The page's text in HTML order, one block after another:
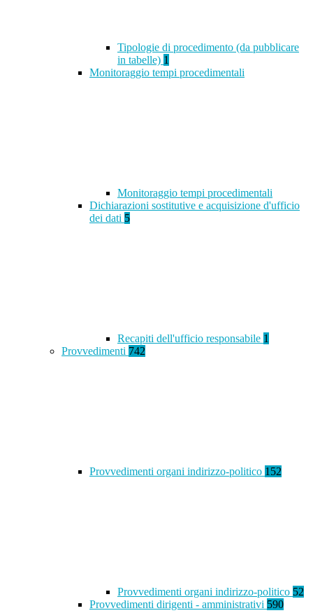
Tipologie di procedimento (da pubblicare
in tabelle) 1
Monitoraggio tempi procedimentali
Monitoraggio tempi procedimentali
Dichiarazioni sostitutive e acquisizione d'ufficio
dei dati 5
Recapiti dell'ufficio responsabile 1
Provvedimenti 742
Provvedimenti organi indirizzo-politico 152
Provvedimenti organi indirizzo-politico 52
Provvedimenti dirigenti - amministrativi 590